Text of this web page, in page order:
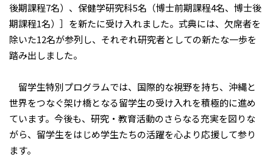
後期課程7名）、保健学研究科5名（博士前期課程4名、博士後
期課程1名）］を新たに受け入れました。式典には、欠席者を
除いた12名が参列し、それぞれ研究者としての新たな一歩を
踏み出しました。
留学生特別プログラムでは、国際的な視野を持ち、沖縄と
世界をつなぐ架け橋となる留学生の受け入れを積極的に進め
ています。今後も、研究・教育活動のさらなる充実を図りな
がら、留学生をはじめ学生たちの活躍を心より応援して参り
ます。